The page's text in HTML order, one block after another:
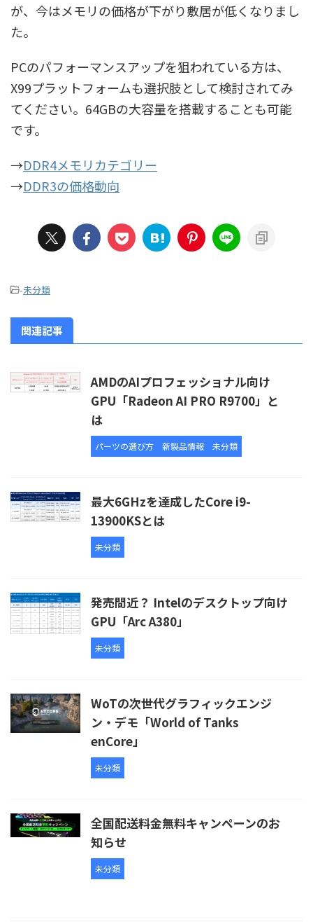
が、今はメモリの価格が下がり敷居が低くなりまし
た。
PCのパフォーマンスアップを狙われている方は、
X99プラットフォームも選択肢として検討されてみ
てください。64GBの大容量を搭載することも可能
です。
→DDR4メモリカテゴリー
→DDR3の価格動向
-未分類
関連記事
AMDのAIプロフェッショナル向け
GPU「Radeon AI PRO R9700」と
は
パーツの選び方 新製品情報 未分類
最大6GHzを達成したCore i9-
13900KSとは
未分類
発売間近？ Intelのデスクトップ向け
GPU「Arc A380」
未分類
WoTの次世代グラフィックエンジ
ン・デモ「World of Tanks
enCore」
未分類
全国配送料金無料キャンペーンのお
知らせ
未分類